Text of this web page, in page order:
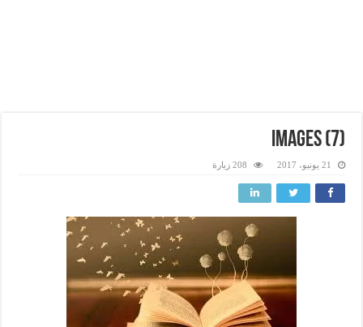
images (7)
21 يونيو، 2017 208 زيارة